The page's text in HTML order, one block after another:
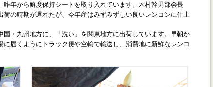
年から鮮度保持シートを取り入れています。木村幹男部会長
の時期が遅れたが、今年産はみずみずしい良いレンコンに仕上
・九州地方に、「洗い」を関東地方に出荷しています。早朝か
届くようにトラック便や空輸で輸送し、消費地に新鮮なレンコ